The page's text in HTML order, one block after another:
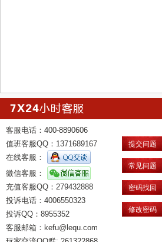
客服电话：400-8890606
值班客服QQ：1371689167
在线客服：
微信客服：
充值客服QQ：279432888
投诉电话：4006550323
投诉QQ：8955352
客服邮箱：kefu@lequ.com
提交问题
常见问题
密码找回
修改密码